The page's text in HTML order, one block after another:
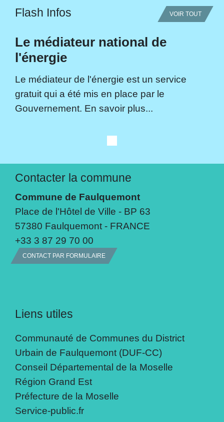
Flash Infos VOIR TOUT
Le médiateur national de
l'énergie
Le médiateur de l'énergie est un service
gratuit qui a été mis en place par le
Gouvernement. En savoir plus...
Contacter la commune
Commune de Faulquemont
Place de l'Hôtel de Ville - BP 63
57380 Faulquemont - FRANCE
+33 3 87 29 70 00
CONTACT PAR FORMULAIRE
Liens utiles
Communauté de Communes du District
Urbain de Faulquemont (DUF-CC)
Conseil Départemental de la Moselle
Région Grand Est
Préfecture de la Moselle
Service-public.fr